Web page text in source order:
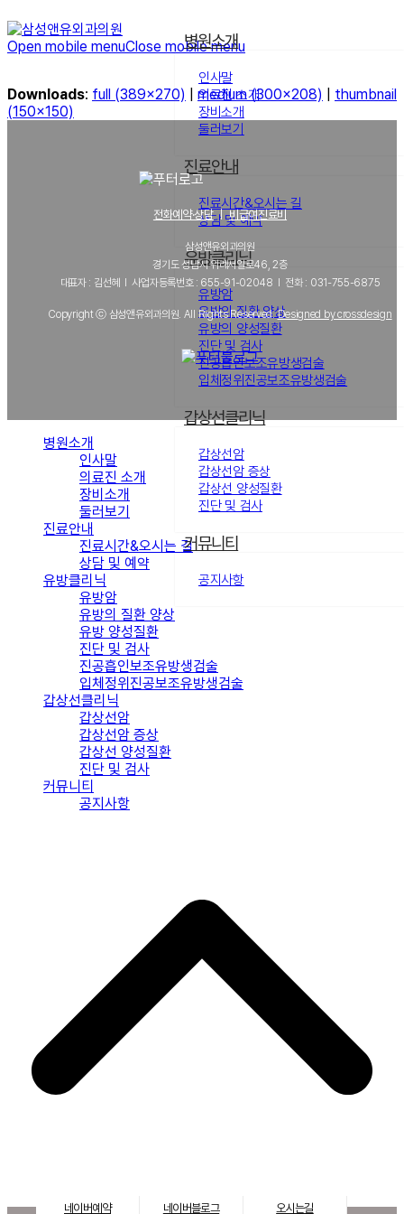
병원소개
인사말
의료진 소개
장비소개
둘러보기
진료안내
진료시간&오시는 길
상담 및 예약
유방클리닉
유방암
유방의 질환 양상
유방의 양성질환
진단 및 검사
진공흡인보조유방생검술
입체정위진공보조유방생검술
갑상선클리닉
갑상선암
갑상선암 증상
갑상선 양성질환
진단 및 검사
커뮤니티
공지사항
Open mobile menuClose mobile menu
Downloads: full (389x270) medium (300x208)
thumbnail
(150x150)
전화예약·상담｜비급여진료비
삼성앤유외과의원
경기도 성남시 위례서일로46, 2층
대표자 : 김선혜 l 사업자등록번호 : 655-91-02048 l 전화 : 031-755-6875
Copyright ⓒ 삼성앤유외과의원. All Rights Reserved.Designed by crossdesign
네이버예약 네이버블로그 오시는길
병원소개
인사말
의료진 소개
장비소개
둘러보기
진료안내
진료시간&오시는 길
상담 및 예약
유방클리닉
유방암
유방의 질환 양상
유방 양성질환
진단 및 검사
진공흡인보조유방생검술
입체정위진공보조유방생검술
갑상선클리닉
갑상선암
갑상선암 증상
갑상선 양성질환
진단 및 검사
커뮤니티
공지사항